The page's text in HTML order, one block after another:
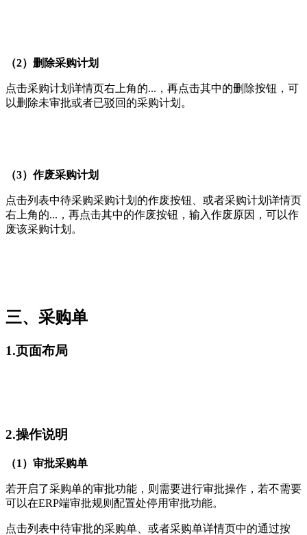
（2）删除采购计划
点击采购计划详情页右上角的...，再点击其中的删除按钮，可
以删除未审批或者已驳回的采购计划。
（3）作废采购计划
点击列表中待采购采购计划的作废按钮、或者采购计划详情页
右上角的...，再点击其中的作废按钮，输入作废原因，可以作
废该采购计划。
三、采购单
1.页面布局
2.操作说明
（1）审批采购单
若开启了采购单的审批功能，则需要进行审批操作，若不需要
可以在ERP端审批规则配置处停用审批功能。
点击列表中待审批的采购单、或者采购单详情页中的通过按